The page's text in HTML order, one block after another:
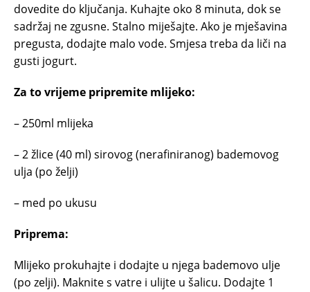
dovedite do ključanja. Kuhajte oko 8 minuta, dok se
sadržaj ne zgusne. Stalno miješajte. Ako je mješavina
pregusta, dodajte malo vode. Smjesa treba da liči na
gusti jogurt.
Za to vrijeme pripremite mlijeko:
– 250ml mlijeka
– 2 žlice (40 ml) sirovog (nerafiniranog) bademovog
ulja (po želji)
– med po ukusu
Priprema:
Mlijeko prokuhajte i dodajte u njega bademovo ulje
(po zelji). Maknite s vatre i ulijte u šalicu. Dodajte 1